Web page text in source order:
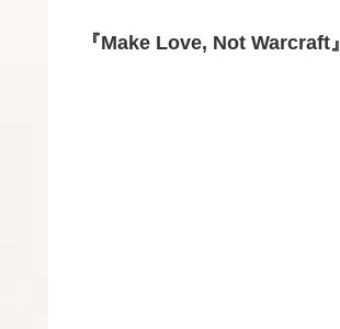
『Make Love, Not Warcraft』